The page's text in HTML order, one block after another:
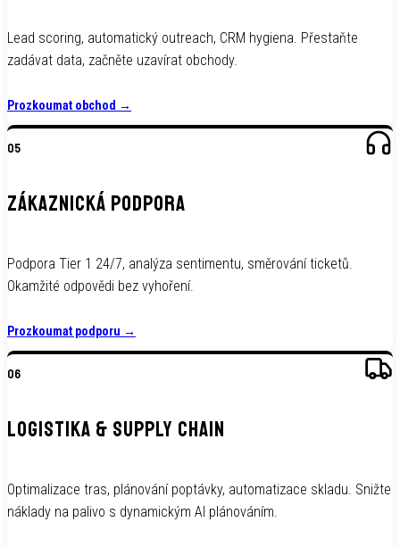
Lead scoring, automatický outreach, CRM hygiena. Přestaňte
zadávat data, začněte uzavírat obchody.
Prozkoumat obchod →
05
ZÁKAZNICKÁ PODPORA
Podpora Tier 1 24/7, analýza sentimentu, směrování ticketů.
Okamžité odpovědi bez vyhoření.
Prozkoumat podporu →
06
LOGISTIKA & SUPPLY CHAIN
Optimalizace tras, plánování poptávky, automatizace skladu. Snižte
náklady na palivo s dynamickým AI plánováním.